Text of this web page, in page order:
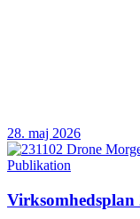
28. maj 2026
Publikation
Virksomhedsplan